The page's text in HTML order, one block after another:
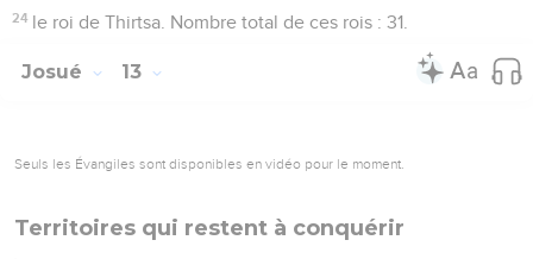
24 le roi de Thirtsa. Nombre total de ces rois : 31.
Josué 13
Seuls les Évangiles sont disponibles en vidéo pour le moment.
Territoires qui restent à conquérir